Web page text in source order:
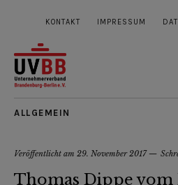
KONTAKT IMPRESSUM
ALLGEMEIN
Veröffentlicht am 29. November 2017
Thomas Dippe vom